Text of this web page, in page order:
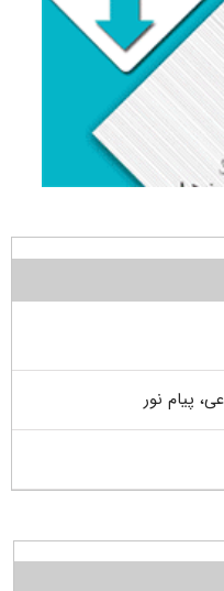
پیام نور